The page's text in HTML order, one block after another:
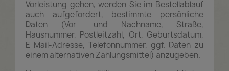
Vorleistung gehen, werden Sie im Bestellablauf
auch aufgefordert, bestimmte persönliche
Daten (Vor- und Nachname, Straße,
Hausnummer, Postleitzahl, Ort, Geburtsdatum,
E-Mail-Adresse, Telefonnummer, ggf. Daten zu
einem alternativen Zahlungsmittel) anzugeben.